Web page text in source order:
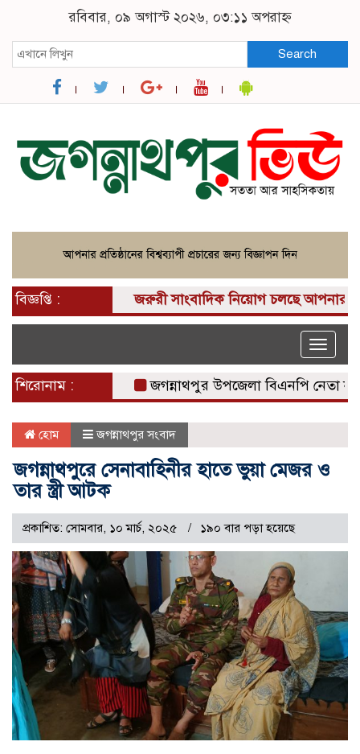
রবিবার, ০৯ অগাস্ট ২০২৬, ০৩:১১ অপরাহ্ন
Search
বিজ্ঞপ্তি : জরুরী সাংবাদিক নিয়োগ চলছে আপনার কাছে
Toggle
শিরোনাম : জগন্নাথপুর উপজেলা বিএনপি নেতা নান্নুর
হোম জগন্নাথপুর সংবাদ
জগন্নাথপুরে সেনাবাহিনীর হাতে ভুয়া মেজর ও
তার স্ত্রী আটক
প্রকাশিত: সোমবার, ১০ মার্চ, ২০২৫ ১৯০ বার পড়া হয়েছে